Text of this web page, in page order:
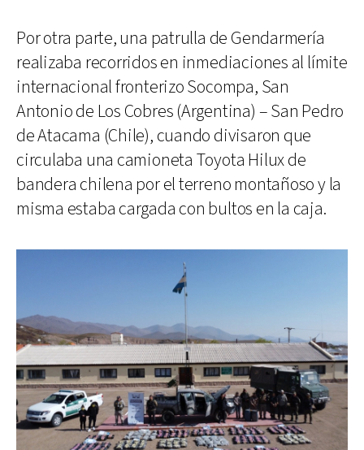
Por otra parte, una patrulla de Gendarmería
realizaba recorridos en inmediaciones al límite
internacional fronterizo Socompa, San
Antonio de Los Cobres (Argentina) – San Pedro
de Atacama (Chile), cuando divisaron que
circulaba una camioneta Toyota Hilux de
bandera chilena por el terreno montañoso y la
misma estaba cargada con bultos en la caja.